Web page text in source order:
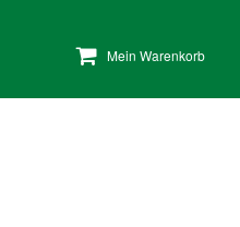
Mein Warenkorb